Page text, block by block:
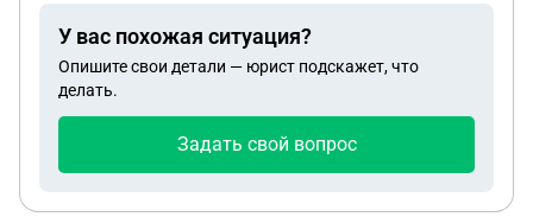
У вас похожая ситуация?
Опишите свои детали — юрист подскажет, что
делать.
Задать свой вопрос